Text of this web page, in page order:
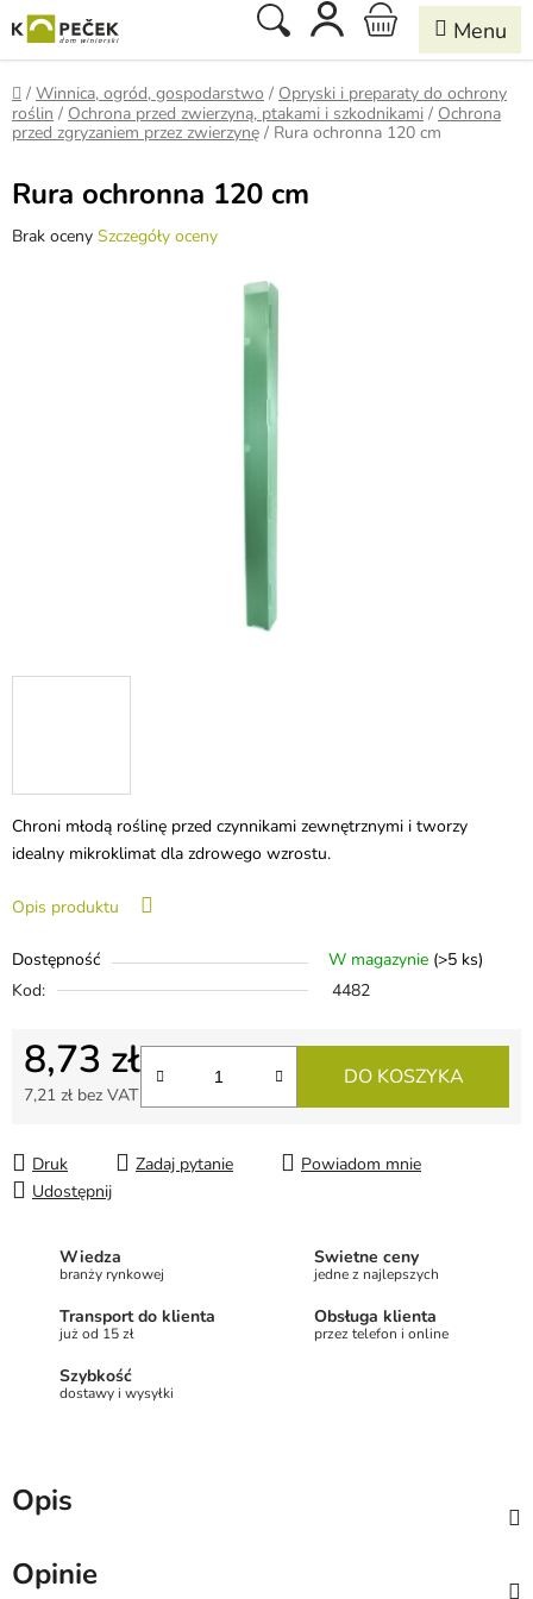
do
treści
Szukaj KOSZYK
Home
/ Winnica, ogród, gospodarstwo / Opryski i preparaty do ochrony
roślin / Ochrona przed zwierzyną, ptakami i szkodnikami / Ochrona
przed zgryzaniem przez zwierzynę / Rura ochronna 120 cm
Chroni młodą roślinę przed czynnikami zewnętrznymi i tworzy
idealny mikroklimat dla zdrowego wzrostu.
Opis produktu
Dostępność W magazynie (>5 ks)
Kod:
4482
8,73 zł
7,21 zł bez VAT
DO KOSZYKA
Druk Zadaj pytanie
Powiadom mnie
Udostępnij
Rura ochronna 120 cm
Średnia
Brak oceny Szczegóły oceny
Wiedza
branży rynkowej
Świetne ceny
jedne z najlepszych
Transport do klienta
już od 15 zł
Obsługa klienta
przez telefon i online
Szybkość
dostawy i wysyłki
Opis
Opinie